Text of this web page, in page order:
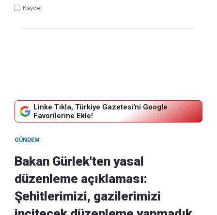
Kaydet
Linke Tıkla, Türkiye Gazetesi'ni Google
Favorilerine Ekle!
GÜNDEM
Bakan Gürlek'ten yasal
düzenleme açıklaması:
Şehitlerimizi, gazilerimizi